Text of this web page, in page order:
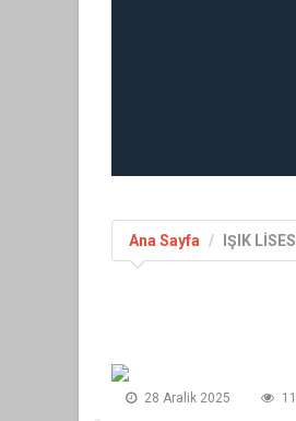
Ana Sayfa IŞIK
28 Aralik 2025